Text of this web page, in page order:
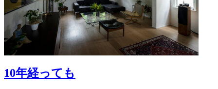
10年経っても